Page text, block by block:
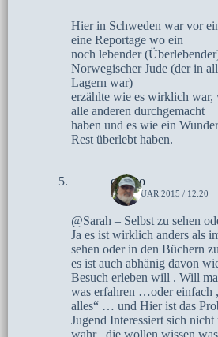
Hier in Schweden war vor
eine Reportage wo ein
noch lebender
Norwegischer Jude (der in
Lagern war)
erzählte wie es wirklich war,
alle anderen durchgemacht
haben und es wie ein
Rest überlebt haben.
czoczo
31. JANUAR 2015 / 12:20
@Sarah – Selbst zu sehen
Ja es ist wirklich anders als
sehen oder in den Büchern
es ist auch abhänig davon
Besuch erleben will . Will
was erfahren …oder einfach
alles“ … und Hier ist das
Jugend Interessiert sich
wahr , die wollen wissen